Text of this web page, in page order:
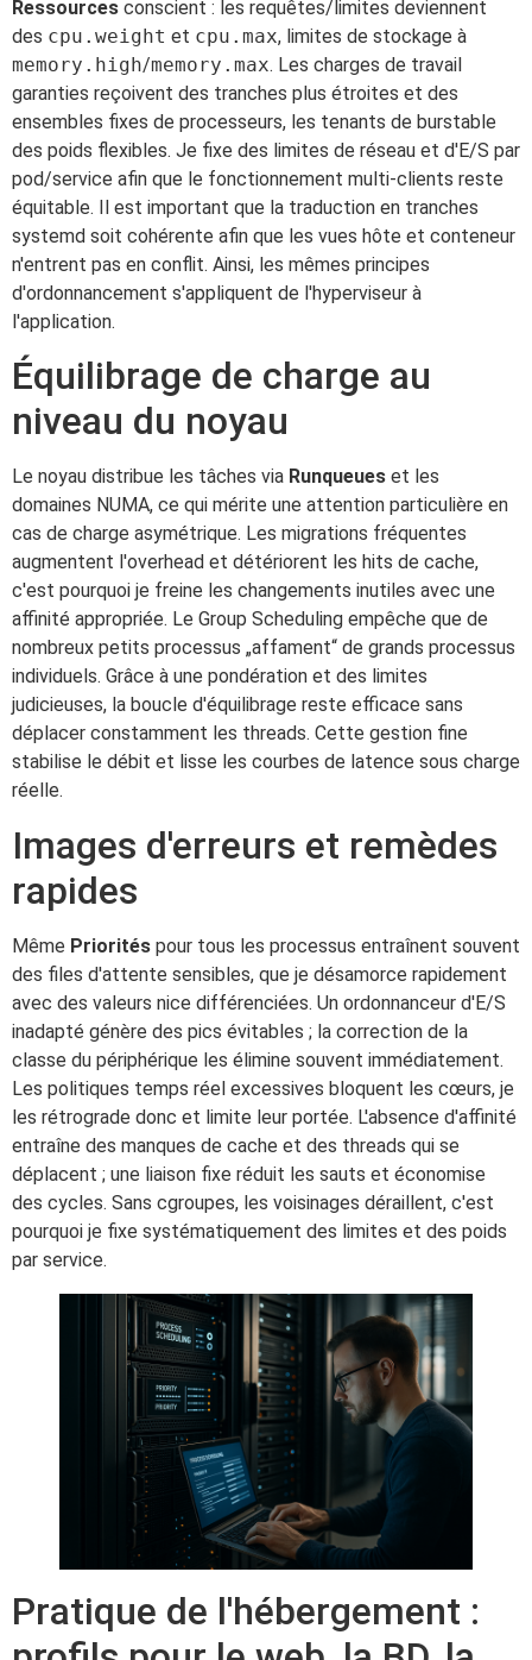
Ressources conscient : les requêtes/limites deviennent
des cpu.weight et cpu.max, limites de stockage à
memory.high/memory.max. Les charges de travail
garanties reçoivent des tranches plus étroites et des
ensembles fixes de processeurs, les tenants de burstable
des poids flexibles. Je fixe des limites de réseau et d'E/S par
pod/service afin que le fonctionnement multi-clients reste
équitable. Il est important que la traduction en tranches
systemd soit cohérente afin que les vues hôte et conteneur
n'entrent pas en conflit. Ainsi, les mêmes principes
d'ordonnancement s'appliquent de l'hyperviseur à
l'application.
Équilibrage de charge au
niveau du noyau
Le noyau distribue les tâches via Runqueues et les
domaines NUMA, ce qui mérite une attention particulière en
cas de charge asymétrique. Les migrations fréquentes
augmentent l'overhead et détériorent les hits de cache,
c'est pourquoi je freine les changements inutiles avec une
affinité appropriée. Le Group Scheduling empêche que de
nombreux petits processus „affament“ de grands processus
individuels. Grâce à une pondération et des limites
judicieuses, la boucle d'équilibrage reste efficace sans
déplacer constamment les threads. Cette gestion fine
stabilise le débit et lisse les courbes de latence sous charge
réelle.
Images d'erreurs et remèdes
rapides
Même Priorités pour tous les processus entraînent souvent
des files d'attente sensibles, que je désamorce rapidement
avec des valeurs nice différenciées. Un ordonnanceur d'E/S
inadapté génère des pics évitables ; la correction de la
classe du périphérique les élimine souvent immédiatement.
Les politiques temps réel excessives bloquent les cœurs, je
les rétrograde donc et limite leur portée. L'absence d'affinité
entraîne des manques de cache et des threads qui se
déplacent ; une liaison fixe réduit les sauts et économise
des cycles. Sans cgroupes, les voisinages déraillent, c'est
pourquoi je fixe systématiquement des limites et des poids
par service.
Pratique de l'hébergement :